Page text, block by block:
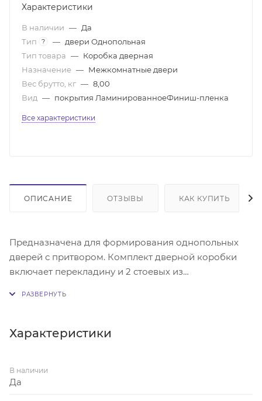
Характеристики
В наличии — Да
Тип
? — двери Однопольная
Тип товара — Коробка дверная
Назначение — Межкомнатные двери
Вес брутто, кг — 8,00
Вид — покрытия ЛаминированноеФиниш-пленка
Все характеристики
ОПИСАНИЕ ОТЗЫВЫ КАК КУПИТЬ
Предназначена для формирования однопольных
дверей с притвором. Комплект дверной коробки
включает перекладину и 2 стоевых из
монтажных отверстий для установки дверного
Характеристики
В наличии
Да